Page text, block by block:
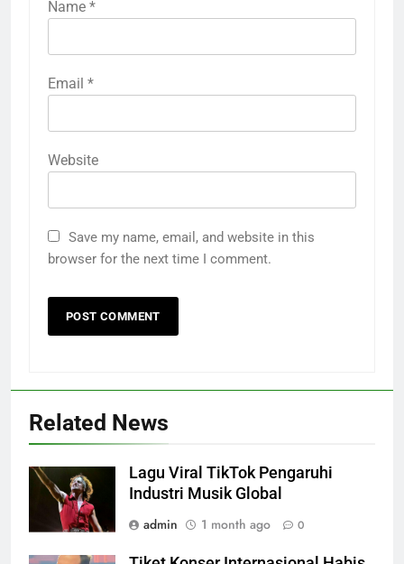
Name *
Email *
Website
Save my name, email, and website in this
browser for the next time I comment.
Related News
Lagu Viral TikTok Pengaruhi
Industri Musik Global
admin
1 month ago 0